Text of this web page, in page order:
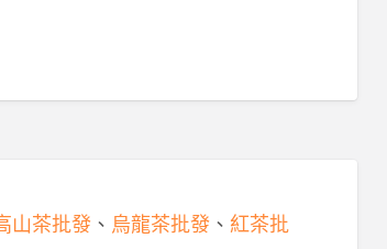
山茶批發、 烏龍茶批發、 紅茶批